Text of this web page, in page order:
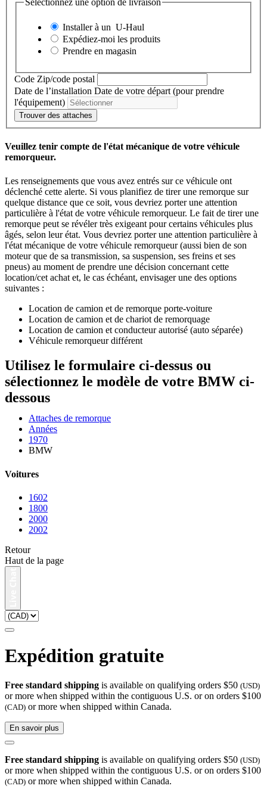
Sélectionnez une option de livraison
Installer à un U-Haul
Expédiez-moi les produits
Prendre en magasin
Code Zip/code postal
Date de l’installation Date de votre départ (pour prendre
l'équipement)
Trouver des attaches
Veuillez tenir compte de l'état mécanique de votre véhicule
remorqueur.
Les renseignements que vous avez entrés sur ce véhicule ont
déclenché cette alerte. Si vous planifiez de tirer une remorque sur
quelque distance que ce soit, vous devriez porter une attention
particulière à l'état de votre véhicule remorqueur. Le fait de tirer une
remorque peut se révéler très exigeant pour certains véhicules plus
âgés, selon leur état. Vous devriez porter une attention particulière à
l'état mécanique de votre véhicule remorqueur (aussi bien de son
moteur que de sa transmission, sa suspension, ses freins et ses
pneus) au moment de prendre une décision concernant cette
location/cet achat et, le cas échéant, envisager une des options
suivantes :
Location de camion et de remorque porte-voiture
Location de camion et de chariot de remorquage
Location de camion et conducteur autorisé (auto séparée)
Véhicule remorqueur différent
Utilisez le formulaire ci-dessus ou
sélectionnez le modèle de votre BMW ci-
dessous
Attaches de remorque
Années
1970
BMW
Voitures
1602
1800
2000
2002
Retour
Haut de la page
Expédition gratuite
Free standard shipping is available on qualifying orders $50 (USD)
or more when shipped within the contiguous U.S. or on orders $100
(CAD) or more when shipped within Canada.
En savoir plus
Free standard shipping is available on qualifying orders $50 (USD)
or more when shipped within the contiguous U.S. or on orders $100
(CAD) or more when shipped within Canada.